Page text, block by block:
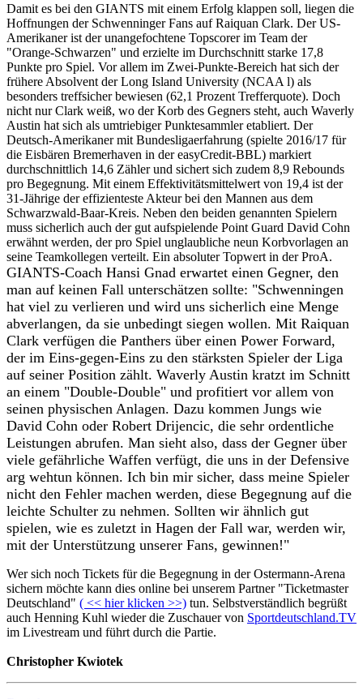
Damit es bei den GIANTS mit einem Erfolg klappen soll, liegen die
Hoffnungen der Schwenninger Fans auf Raiquan Clark. Der US-
Amerikaner ist der unangefochtene Topscorer im Team der
"Orange-Schwarzen" und erzielte im Durchschnitt starke 17,8
Punkte pro Spiel. Vor allem im Zwei-Punkte-Bereich hat sich der
frühere Absolvent der Long Island University (NCAA l) als
besonders treffsicher bewiesen (62,1 Prozent Trefferquote). Doch
nicht nur Clark weiß, wo der Korb des Gegners steht, auch Waverly
Austin hat sich als umtriebiger Punktesammler etabliert. Der
Deutsch-Amerikaner mit Bundesligaerfahrung (spielte 2016/17 für
die Eisbären Bremerhaven in der easyCredit-BBL) markiert
durchschnittlich 14,6 Zähler und sichert sich zudem 8,9 Rebounds
pro Begegnung. Mit einem Effektivitätsmittelwert von 19,4 ist der
31-Jährige der effizienteste Akteur bei den Mannen aus dem
Schwarzwald-Baar-Kreis. Neben den beiden genannten Spielern
muss sicherlich auch der gut aufspielende Point Guard David Cohn
erwähnt werden, der pro Spiel unglaubliche neun Korbvorlagen an
seine Teamkollegen verteilt. Ein absoluter Topwert in der ProA.
GIANTS-Coach Hansi Gnad erwartet einen Gegner, den
man auf keinen Fall unterschätzen sollte: "Schwenningen
hat viel zu verlieren und wird uns sicherlich eine Menge
abverlangen, da sie unbedingt siegen wollen. Mit Raiquan
Clark verfügen die Panthers über einen Power Forward,
der im Eins-gegen-Eins zu den stärksten Spieler der Liga
auf seiner Position zählt. Waverly Austin kratzt im Schnitt
an einem "Double-Double" und profitiert vor allem von
seinen physischen Anlagen. Dazu kommen Jungs wie
David Cohn oder Robert Drijencic, die sehr ordentliche
Leistungen abrufen. Man sieht also, dass der Gegner über
viele gefährliche Waffen verfügt, die uns in der Defensive
arg wehtun können. Ich bin mir sicher, dass meine Spieler
nicht den Fehler machen werden, diese Begegnung auf die
leichte Schulter zu nehmen. Sollten wir ähnlich gut
spielen, wie es zuletzt in Hagen der Fall war, werden wir,
mit der Unterstützung unserer Fans, gewinnen!"
Wer sich noch Tickets für die Begegnung in der Ostermann-Arena
sichern möchte kann dies online bei unserem Partner "Ticketmaster
Deutschland" ( << hier klicken >>) tun. Selbstverständlich begrüßt
auch Henning Kuhl wieder die Zuschauer von Sportdeutschland.TV
im Livestream und führt durch die Partie.
Christopher Kwiotek